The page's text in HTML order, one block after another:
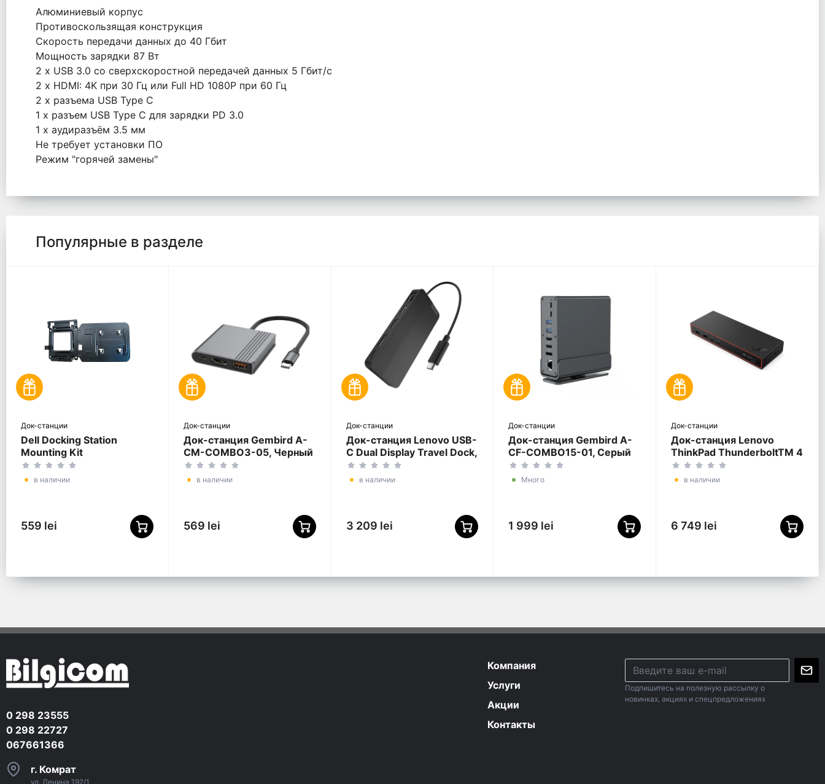
Алюминиевый корпус
Противоскользящая конструкция
Скорость передачи данных до 40 Гбит
Мощность зарядки 87 Вт
2 х USB 3.0 со сверхскоростной передачей данных 5 Гбит/с
2 х HDMI: 4K при 30 Гц или Full HD 1080P при 60 Гц
2 x разъема USB Type C
1 x разъем USB Type C для зарядки PD 3.0
1 x аудиразъём 3.5 мм
Не требует установки ПО
Режим "горячей замены"
Популярные в разделе
Док-станции
Dell Docking Station
Mounting Kit
в наличии
559 lei
Док-станции
Док-станция Gembird A-
CM-COMBO3-05, Черный
в наличии
569 lei
Док-станции
Док-станция Lenovo USB-
C Dual Display Travel Dock,
Черный
в наличии
3 209 lei
Док-станции
Док-станция Gembird A-
CF-COMBO15-01, Серый
Много
1 999 lei
Док-станции
Док-станция Lenovo
ThinkPad ThunderboltTM 4
Smart Dock Gen2 7500,
Черный
в наличии
6 749 lei
0 298 23555
0 298 22727
067661366
г. Комрат
ул. Ленина 192/1
Компания
Услуги
Акции
Контакты
Подпишитесь на полезную рассылку о
новинках, акциях и спецпредложениях